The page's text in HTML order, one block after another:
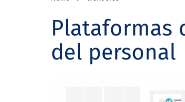
Plataformas
del personal